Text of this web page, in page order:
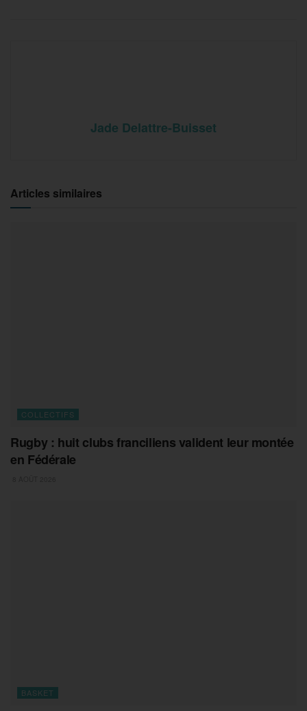
Jade Delattre-Buisset
Articles similaires
COLLECTIFS
Rugby : huit clubs franciliens valident leur montée
en Fédérale
BASKET